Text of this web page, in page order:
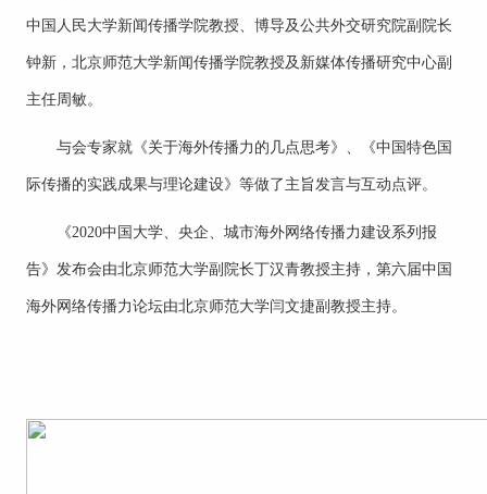
中国人民大学新闻传播学院教授、博导及公共外交研究院副院长
钟新，北京师范大学新闻传播学院教授及新媒体传播研究中心副
主任周敏。
与会专家就《关于海外传播力的几点思考》、《中国特色国
际传播的实践成果与理论建设》等做了主旨发言与互动点评。
《2020中国大学、央企、城市海外网络传播力建设系列报
告》发布会由北京师范大学副院长丁汉青教授主持，第六届中国
海外网络传播力论坛由北京师范大学闫文捷副教授主持。